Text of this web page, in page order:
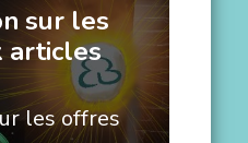
sur les
articles
les offres